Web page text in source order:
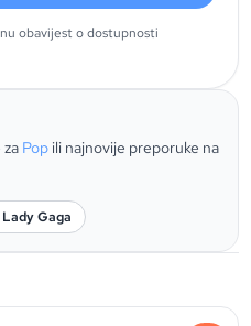
obavijest o dostupnosti
Pop ili najnovije preporuke na
Gaga